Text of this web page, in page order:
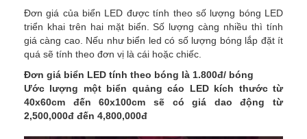
Đơn giá của biển LED được tính theo số lượng bóng LED
triển khai trên hai mặt biển. Số lượng càng nhiều thì tính
giá càng cao. Nếu như biển led có số lượng bóng lắp đặt ít
quá sẽ tính theo đơn vị là cái hoặc chiếc.
Đơn giá biển LED tính theo bóng là 1.800đ/ bóng
Ước lượng một biển quảng cáo LED kích thước từ
40x60cm đến 60x100cm sẽ có giá dao động từ
2,500,000đ đến 4,800,000đ